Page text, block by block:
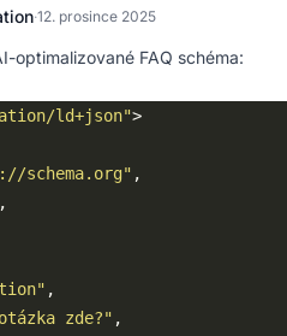
·12. prosince 2025
optimalizované FAQ schéma:
ld+json"
schema.org"
zde?"